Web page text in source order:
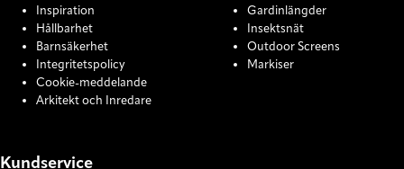
Inspiration
Hållbarhet
Barnsäkerhet
Integritetspolicy
Cookie-meddelande
Arkitekt och Inredare
Gardinlängder
Insektsnät
Outdoor Screens
Markiser
Kundservice